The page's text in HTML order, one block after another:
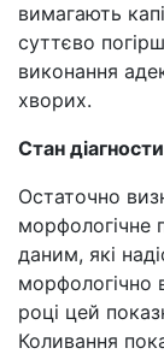
вимагають
суттєво
виконання
хворих.
Стан
Остаточно
морфологічне
даним, які
морфологічно
році цей
Коливання